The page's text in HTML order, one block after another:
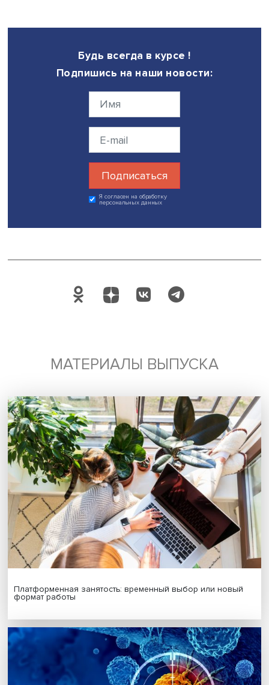
ещё пока этого до конца не осознаем. А когда мы это
уже будет поздно что-то делать», - считает он.
Также пока остается дискуссионным вопрос, что такое
«Наверное, мы все согласимся с тем, что побеждает в
плане, глобально побеждает та страна, которая
предложить более привлекательный образ жизни, а
земле. Когда мы говорим о соревновании систем, это
соревнование образа будущего», - резюмировал
Поделиться
Будь всегда в курсе !
Подпишись на наши новости:
Подписаться
Я согласен на обработку